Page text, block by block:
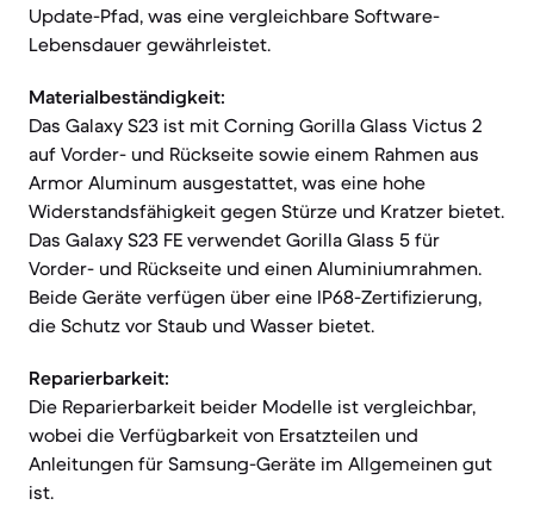
Update-Pfad, was eine vergleichbare Software-
Lebensdauer gewährleistet.
Materialbeständigkeit:
Das Galaxy S23 ist mit Corning Gorilla Glass Victus 2
auf Vorder- und Rückseite sowie einem Rahmen aus
Armor Aluminum ausgestattet, was eine hohe
Widerstandsfähigkeit gegen Stürze und Kratzer bietet.
Das Galaxy S23 FE verwendet Gorilla Glass 5 für
Vorder- und Rückseite und einen Aluminiumrahmen.
Beide Geräte verfügen über eine IP68-Zertifizierung,
die Schutz vor Staub und Wasser bietet.
Reparierbarkeit:
Die Reparierbarkeit beider Modelle ist vergleichbar,
wobei die Verfügbarkeit von Ersatzteilen und
Anleitungen für Samsung-Geräte im Allgemeinen gut
ist.